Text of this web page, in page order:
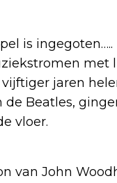
is ingegoten…..
met
jaren
de Beatles,
vloer.
van John